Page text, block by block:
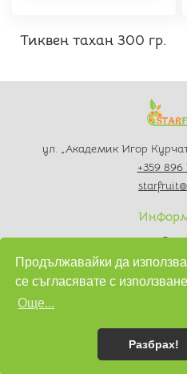
Продължавайки да
се съгласявате с
Още...
Разбрах!
Тиквен тахан 300 гр.
ул. „Академик Игор
+359 896
За
Политика за
Доставка от Starfruit
Изработка на